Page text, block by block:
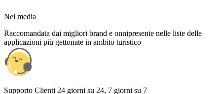
Nei media
Raccomandata dai migliori brand e onnipresente nelle liste delle
applicazioni più gettonate in ambito turistico
Supporto Clienti 24 giorni su 24, 7 giorni su 7